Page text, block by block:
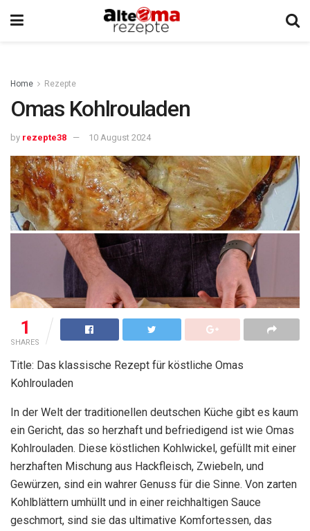
Home Rezepte
Omas Kohlrouladen
by rezepte38 10 August 2024
1
SHARES
Title: Das klassische Rezept für köstliche Omas
Kohlrouladen
In der Welt der traditionellen deutschen Küche gibt es kaum
ein Gericht, das so herzhaft und befriedigend ist wie Omas
Kohlrouladen. Diese köstlichen Kohlwickel, gefüllt mit einer
herzhaften Mischung aus Hackfleisch, Zwiebeln, und
Gewürzen, sind ein wahrer Genuss für die Sinne. Von zarten
Kohlblättern umhüllt und in einer reichhaltigen Sauce
geschmort, sind sie das ultimative Komfortessen, das